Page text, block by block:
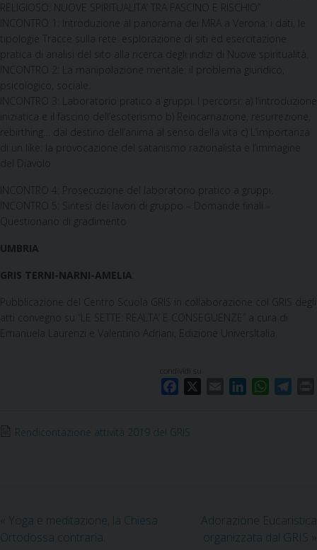
RELIGIOSO: NUOVE SPIRITUALITA’ TRA FASCINO E RISCHIO”
INCONTRO 1: Introduzione al panorama dei MRA a Verona: i dati, le
tipologie Tracce sulla rete: esplorazione di siti ed esercitazione
pratica di analisi del sito alla ricerca degli indizi di Nuove spiritualità.
INCONTRO 2: La manipolazione mentale: il problema giuridico,
psicologico, sociale.
INCONTRO 3: Laboratorio pratico a gruppi. I percorsi: a) l’introduzione
iniziatica e il fascino dell’esoterismo b) Reincarnazione, resurrezione,
rebirthing… dal destino dell’anima al senso della vita c) L’importanza
di un like: la provocazione del satanismo razionalista e l’immagine
del Diavolo
INCONTRO 4: Prosecuzione del laboratorio pratico a gruppi.
INCONTRO 5: Sintesi dei lavori di gruppo – Domande finali –
Questionario di gradimento
UMBRIA
GRIS TERNI-NARNI-AMELIA
Pubblicazione del Centro Scuola GRIS in collaborazione col GRIS degli
atti convegno su “LE SETTE: REALTA’ E CONSEGUENZE” a cura di
Emanuela Laurenzi e Valentino Adriani, Edizione UniversItalia.
condividi su
e
W
Rendicontazione attività 2019 del GRIS
« Yoga e meditazione, la Chiesa
Ortodossa contraria.
Adorazione Eucaristica
organizzata dal GRIS »